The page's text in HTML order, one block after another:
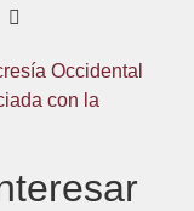
Occidental
con la